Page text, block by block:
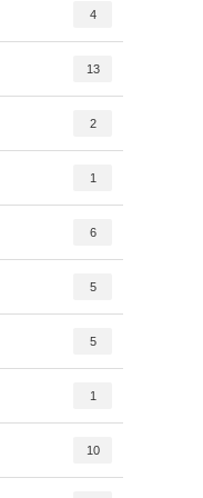
4
13
2
1
6
5
5
1
10